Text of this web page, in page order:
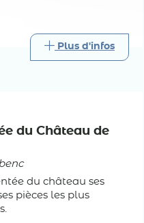
Plus d'infos
du Château de
du château ses
pièces les plus